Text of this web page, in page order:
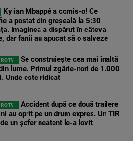
Kylian Mbappé a comis-o! Ce
a postat din greșeală la 5:30
Imaginea a dispărut în câteva
dar fanii au apucat să o salveze
Se construiește cea mai înaltă
lume. Primul zgârie-nori de 1.000
Unde este ridicat
Accident după ce două trailere
au oprit pe un drum expres. Un TIR
un șofer neatent le-a lovit